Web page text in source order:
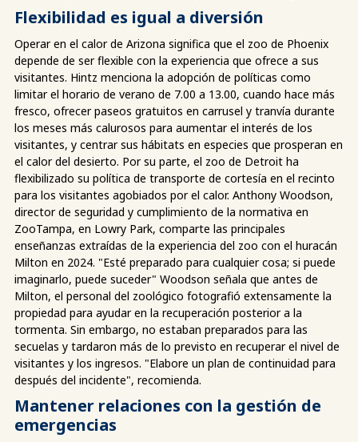
Flexibilidad es igual a diversión
Operar en el calor de Arizona significa que el zoo de Phoenix
depende de ser flexible con la experiencia que ofrece a sus
visitantes. Hintz menciona la adopción de políticas como
limitar el horario de verano de 7.00 a 13.00, cuando hace más
fresco, ofrecer paseos gratuitos en carrusel y tranvía durante
los meses más calurosos para aumentar el interés de los
visitantes, y centrar sus hábitats en especies que prosperan en
el calor del desierto. Por su parte, el zoo de Detroit ha
flexibilizado su política de transporte de cortesía en el recinto
para los visitantes agobiados por el calor. Anthony Woodson,
director de seguridad y cumplimiento de la normativa en
ZooTampa, en Lowry Park, comparte las principales
enseñanzas extraídas de la experiencia del zoo con el huracán
Milton en 2024. "Esté preparado para cualquier cosa; si puede
imaginarlo, puede suceder" Woodson señala que antes de
Milton, el personal del zoológico fotografió extensamente la
propiedad para ayudar en la recuperación posterior a la
tormenta. Sin embargo, no estaban preparados para las
secuelas y tardaron más de lo previsto en recuperar el nivel de
visitantes y los ingresos. "Elabore un plan de continuidad para
después del incidente", recomienda.
Mantener relaciones con la gestión de
emergencias